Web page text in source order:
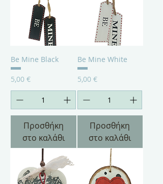
Be Mine Black
Τιμή
5,00 €
Προσθήκη
στο καλάθι
Be Mine White
Τιμή
5,00 €
Προσθήκη
στο καλάθι